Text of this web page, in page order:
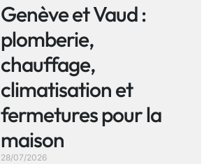
Genève et Vaud :
plomberie,
chauffage,
climatisation et
fermetures pour la
maison
28/07/2026